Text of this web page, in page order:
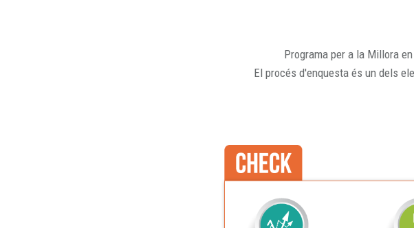
Programa per a la Millora
El procés d'enquesta és un dels